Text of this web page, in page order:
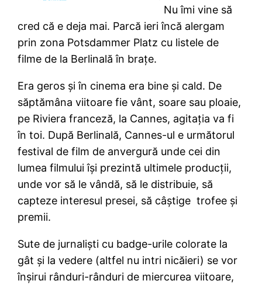
Nu îmi vine să
cred că e deja mai. Parcă ieri încă alergam
prin zona Potsdammer Platz cu listele de
filme de la Berlinală în braţe.
Era geros şi în cinema era bine şi cald. De
săptămâna viitoare fie vânt, soare sau ploaie,
pe Riviera franceză, la Cannes, agitaţia va fi
în toi. După Berlinală, Cannes-ul e următorul
festival de film de anvergură unde cei din
lumea filmului îşi prezintă ultimele producţii,
unde vor să le vândă, să le distribuie, să
capteze interesul presei, să câştige trofee şi
premii.
Sute de jurnalişti cu badge-urile colorate la
gât şi la vedere (altfel nu intri nicăieri) se vor
înşirui rânduri-rânduri de miercurea viitoare,